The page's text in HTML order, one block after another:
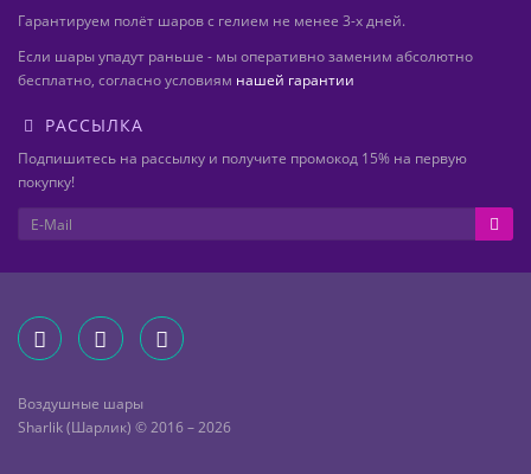
Гарантируем полёт шаров с гелием не менее 3-х дней.
Если шары упадут раньше - мы оперативно заменим абсолютно
бесплатно, согласно условиям нашей гарантии
РАССЫЛКА
Подпишитесь на рассылку и получите промокод 15% на первую
покупку!
Воздушные шары
Sharlik (Шарлик) © 2016 – 2026